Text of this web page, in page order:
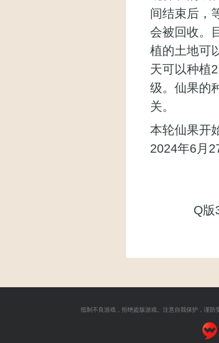
间结束后，
会被回收。
植的土地可
天可以种植
级。仙果的
关。
本轮仙果开
2024年6月
Q版
抵制不良游戏，拒绝盗版游戏。注意自我保护，谨防